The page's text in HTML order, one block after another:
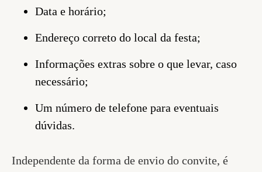
Data e horário;
Endereço correto do local da festa;
Informações extras sobre o que levar, caso
necessário;
Um número de telefone para eventuais
dúvidas.
Independente da forma de envio do convite, é